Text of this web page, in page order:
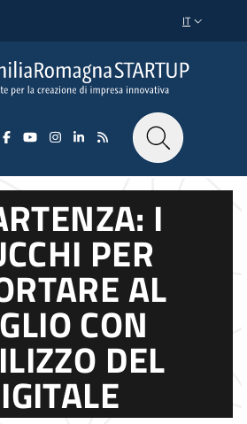
SELETTORE
IT
I
PER
AL
CON
DEL